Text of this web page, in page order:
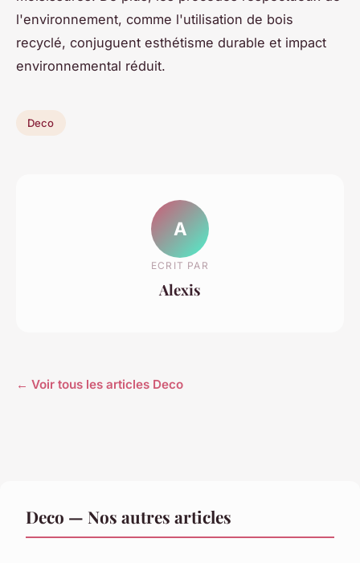
l'environnement, comme l'utilisation de bois
recyclé, conjuguent esthétisme durable et impact
environnemental réduit.
Deco
A
ECRIT PAR
Alexis
← Voir tous les articles Deco
Deco — Nos autres articles